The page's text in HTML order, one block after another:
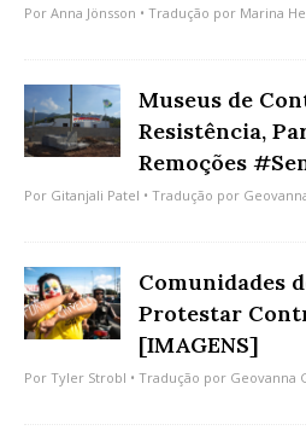
Por Anna Jönsson • Tradução por Marina
Museus de
Resistência,
Remoções
Por Gitanjali Patel • Tradução por
Comunidades
Protestar
[IMAGENS]
Por Tyler Strobl • Tradução por Geovanna